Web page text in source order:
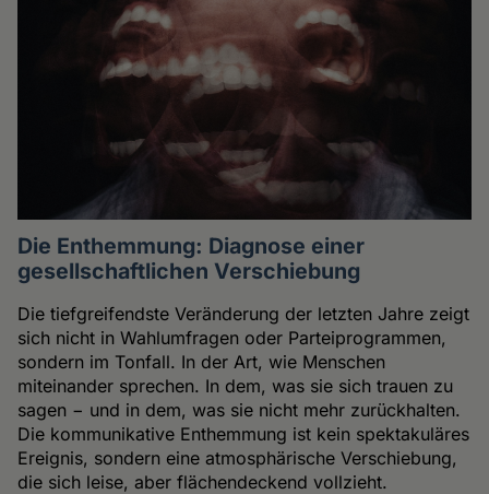
Die Enthemmung: Diagnose einer
gesellschaftlichen Verschiebung
Die tiefgreifendste Veränderung der letzten Jahre zeigt
sich nicht in Wahlumfragen oder Parteiprogrammen,
sondern im Tonfall. In der Art, wie Menschen
miteinander sprechen. In dem, was sie sich trauen zu
sagen − und in dem, was sie nicht mehr zurückhalten.
Die kommunikative Enthemmung ist kein spektakuläres
Ereignis, sondern eine atmosphärische Verschiebung,
die sich leise, aber flächendeckend vollzieht.